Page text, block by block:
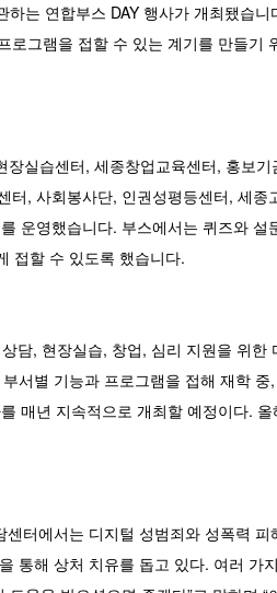
는 연합부스 DAY 행사가 개최됐습니
그램을 접할 수 있는 계기를 만들기
실습센터, 세종창업교육센터, 홍보
, 사회봉사단, 인권성평등센터, 세종
운영했습니다. 부스에서는 퀴즈와 설
접할 수 있도록 했습니다.
담, 현장실습, 창업, 심리 지원을 위한
서별 기능과 프로그램을 접해 재학 중
매년 지속적으로 개최할 예정이다.
터에서는 디지털 성범죄와 성폭력 피
통해 상처 치유를 돕고 있다. 여러 가